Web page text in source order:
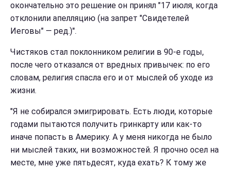
окончательно это решение он принял "17 июля, когда
отклонили апелляцию (на запрет "Свидетелей
Иеговы" — ред.)".
Чистяков стал поклонником религии в 90-е годы,
после чего отказался от вредных привычек: по его
словам, религия спасла его и от мыслей об уходе из
жизни.
"Я не собирался эмигрировать. Есть люди, которые
годами пытаются получить гринкарту или как-то
иначе попасть в Америку. А у меня никогда не было
ни мыслей таких, ни возможностей. Я прочно осел на
месте, мне уже пятьдесят, куда ехать? К тому же